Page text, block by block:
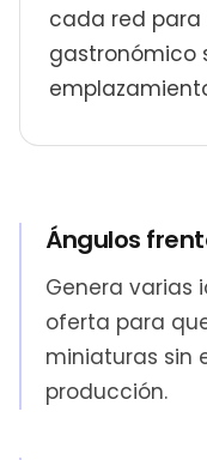
cada red para
gastronómico
Ángulos
Genera varias
oferta para
miniaturas sin
producción.